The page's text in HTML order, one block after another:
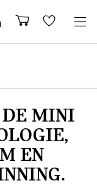
Wishlist
DE MINI
EN